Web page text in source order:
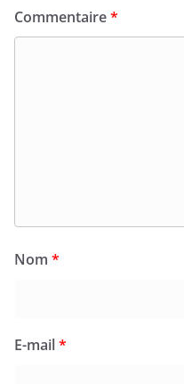
Commentaire*
Nom *
E-mail*